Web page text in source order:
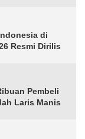
di
Resmi Dirilis
Pembeli
Laris Manis